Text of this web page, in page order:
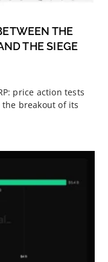
THE
THE SIEGE
price action tests
breakout of its